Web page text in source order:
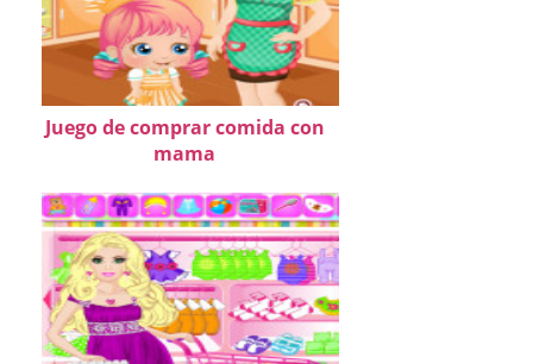
Juego de comprar comida con
mama